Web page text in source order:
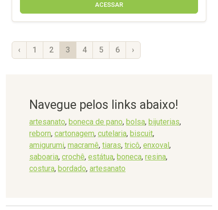
ACESSAR
‹ 1 2 3 4 5 6 ›
Navegue pelos links abaixo!
artesanato, boneca de pano, bolsa, bijuterias,
reborn, cartonagem, cutelaria, biscuit,
amigurumi, macramê, tiaras, tricô, enxoval,
saboaria, crochê, estátua, boneca, resina,
costura, bordado, artesanato